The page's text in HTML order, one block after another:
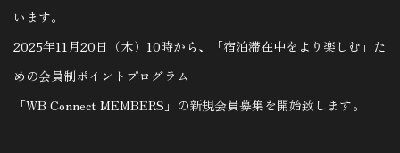
います。
2025年11月20日（木）10時から、「宿泊滞在中をより楽しむ」た
めの会員制ポイントプログラム
「WB Connect MEMBERS」の新規会員募集を開始致します。